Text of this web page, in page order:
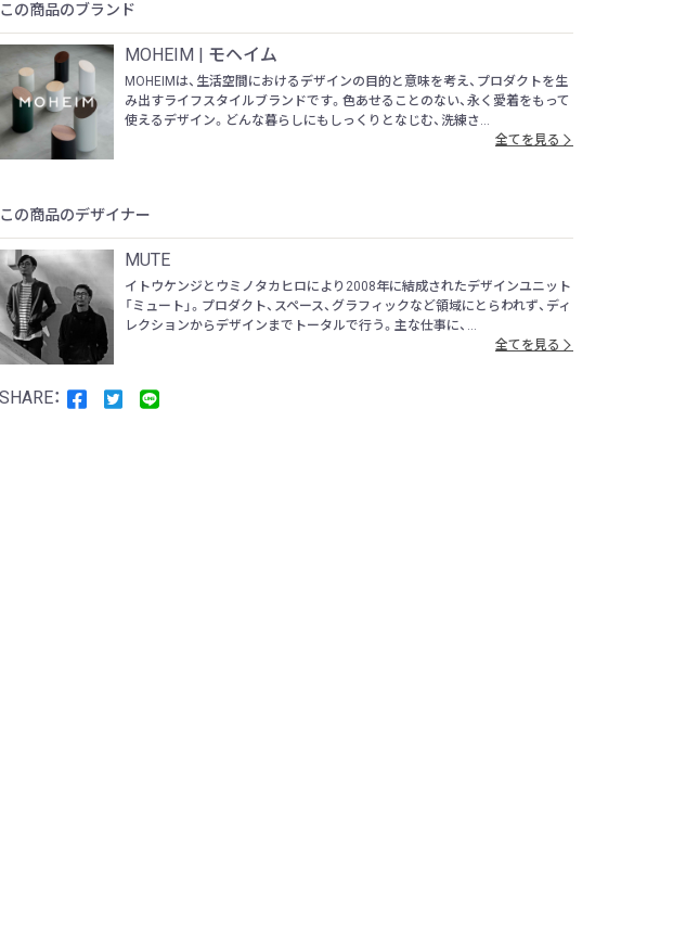
この商品のブランド
MOHEIM | モヘイム
MOHEIMは、生活空間におけるデザインの目的と意味を考え、プロダクトを生
み出すライフスタイルブランドです。色あせることのない、永く愛着をもって
使えるデザイン。どんな暮らしにもしっくりとなじむ、洗練さ...
全てを見る
この商品のデザイナー
MUTE
イトウケンジとウミノタカヒロにより2008年に結成されたデザインユニット
「ミュート」。プロダクト、スペース、グラフィックなど領域にとらわれず、ディ
レクションからデザインまでトータルで行う。主な仕事に、...
全てを見る